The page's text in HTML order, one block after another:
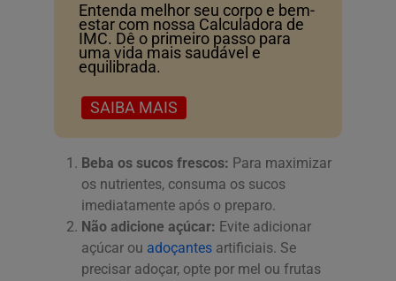
Entenda melhor seu corpo e bem-
estar com nossa Calculadora de
IMC. Dê o primeiro passo para
uma vida mais saudável e
equilibrada.
SAIBA MAIS
Beba os sucos frescos: Para maximizar
os nutrientes, consuma os sucos
imediatamente após o preparo.
Não adicione açúcar: Evite adicionar
açúcar ou adoçantes artificiais. Se
precisar adoçar, opte por mel ou frutas